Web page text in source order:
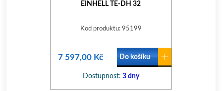
EINHELL TE-DH 32
Kod produktu: 95199
7 597,00 Kč Do košíku
Dostupnost: 3 dny